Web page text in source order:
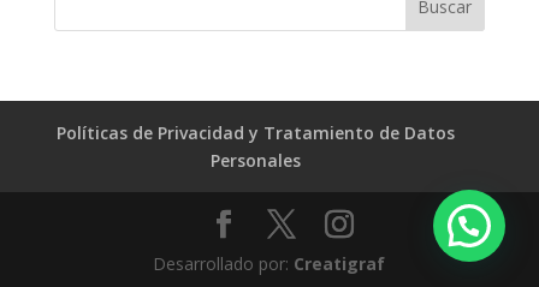
Políticas de Privacidad y Tratamiento de Datos
Personales
Desarrollado por: Creatigraf